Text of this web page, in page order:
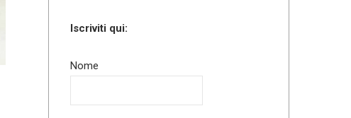
Iscriviti qui:
Nome